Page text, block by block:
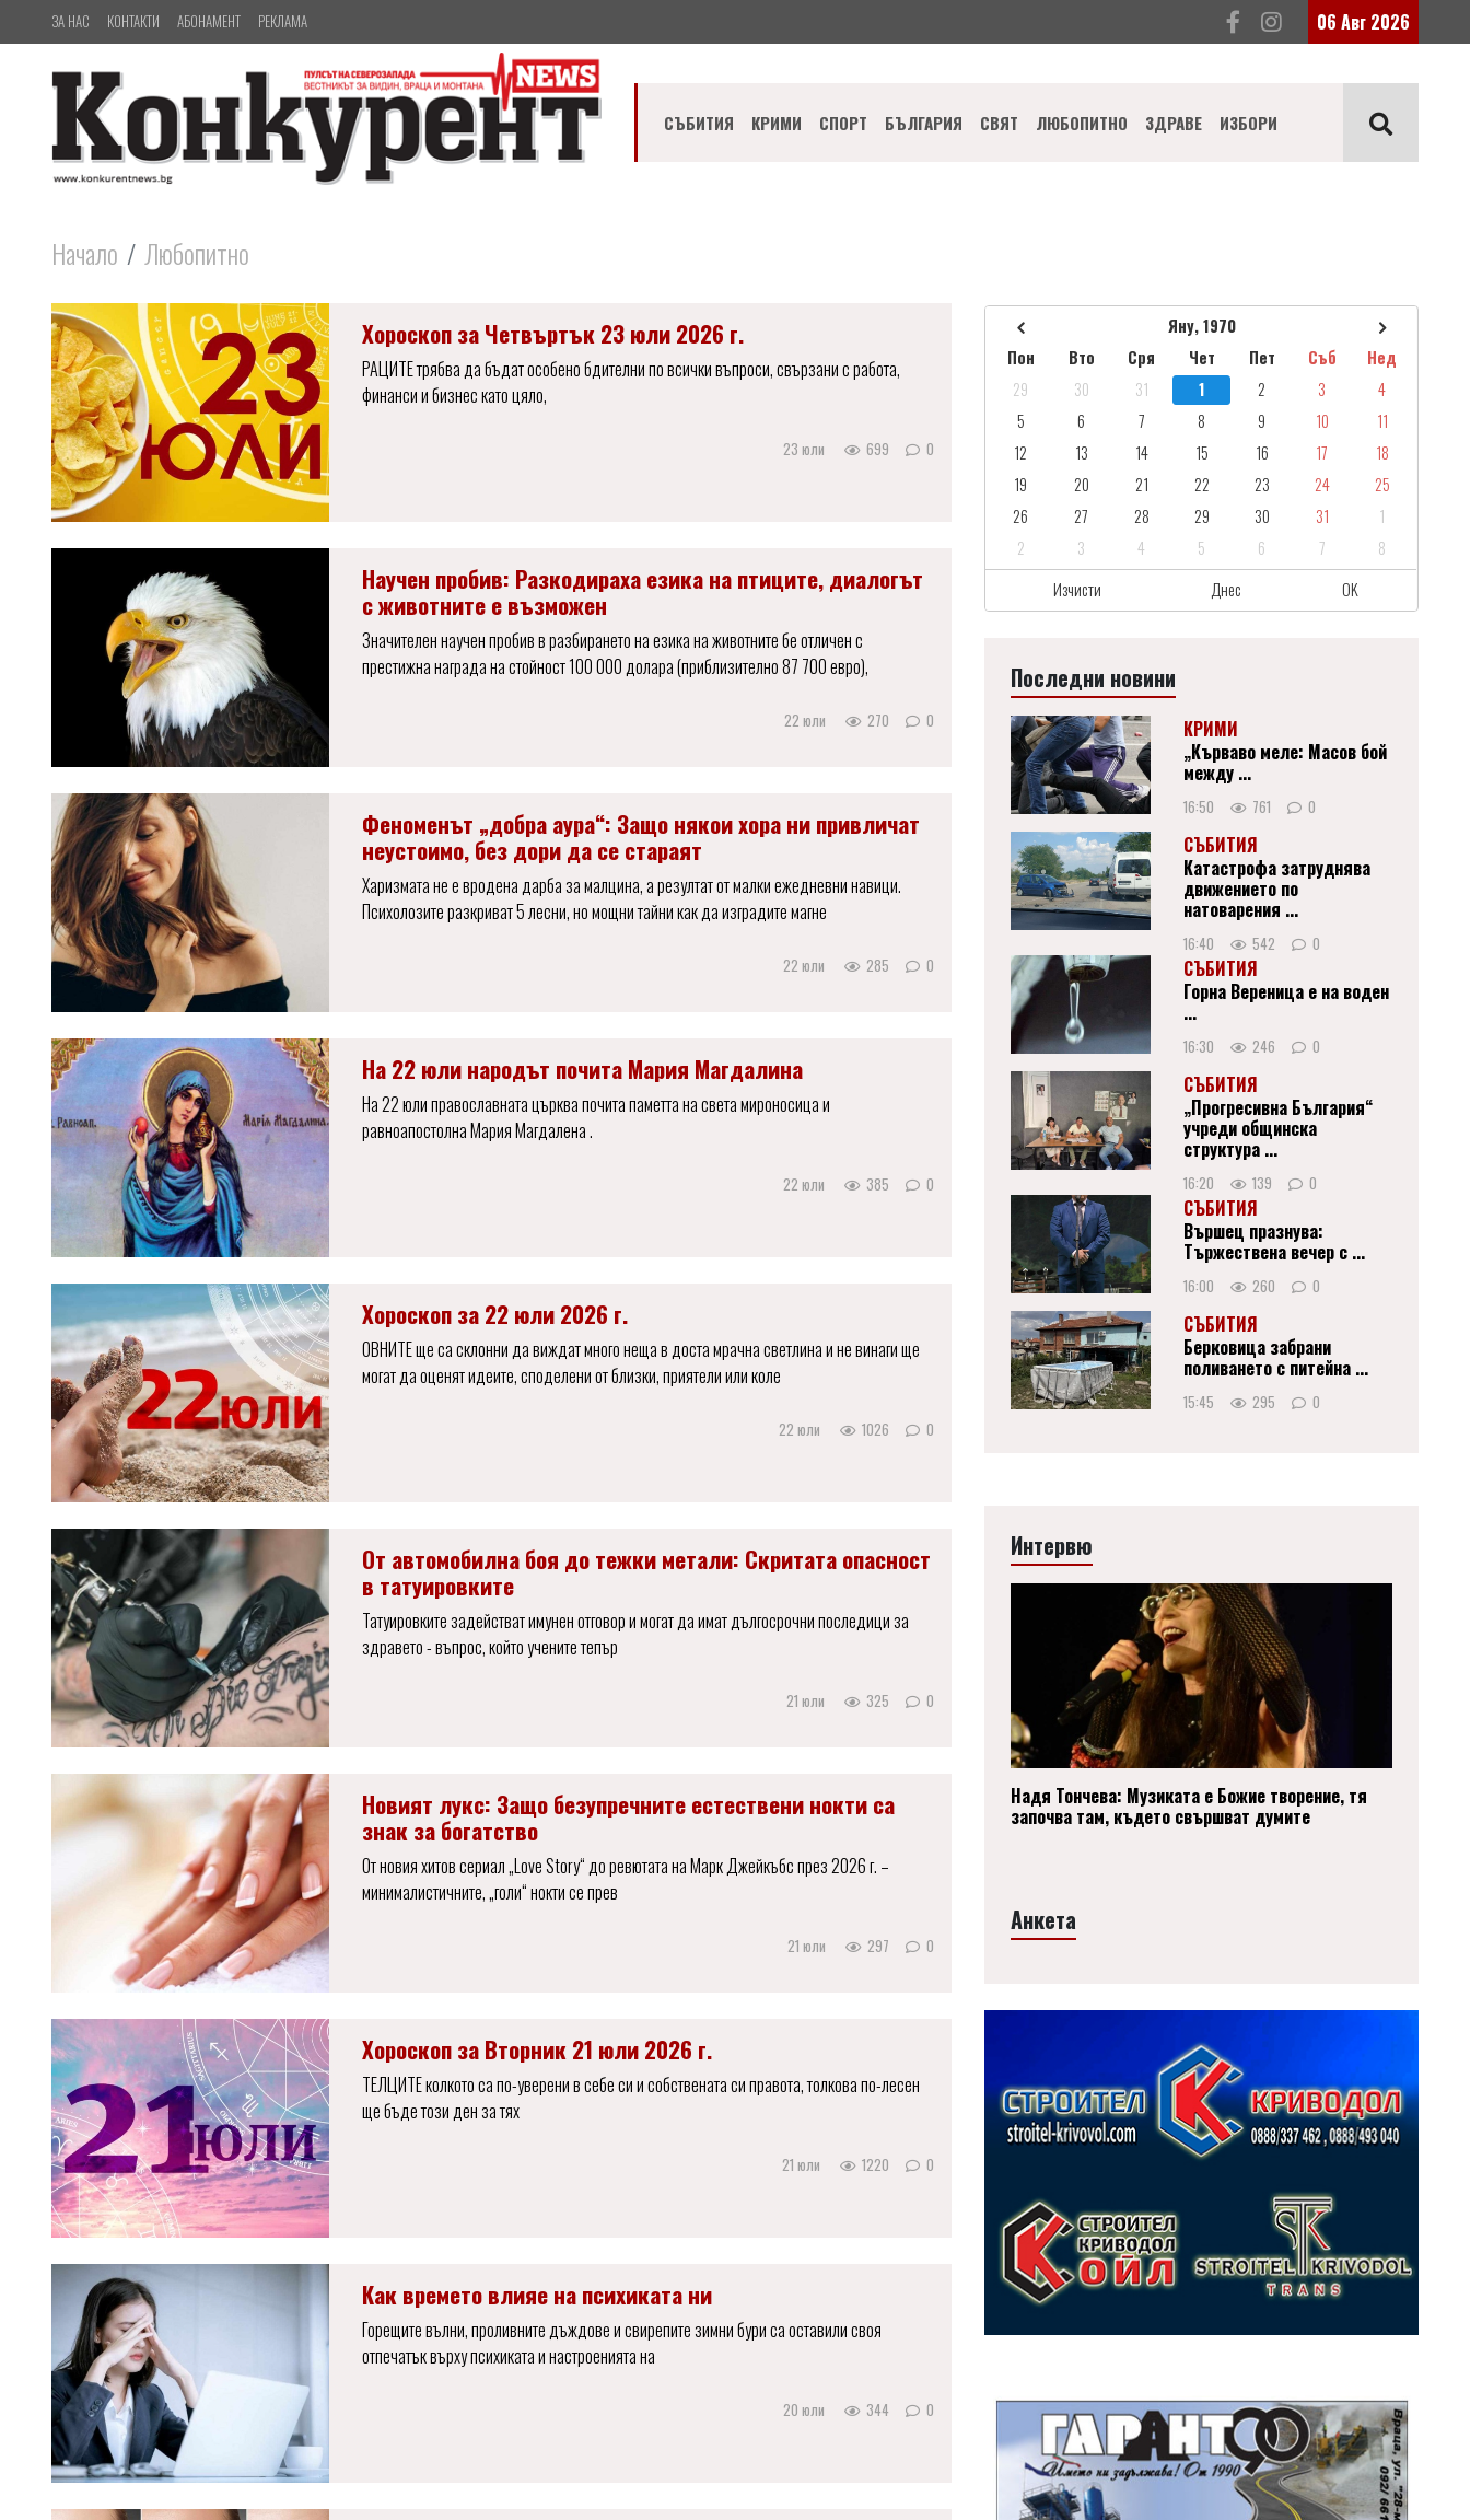
ЗА НАС КОНТАКТИ АБОНАМЕНТ РЕКЛАМА 06 Авг 2026
СЪБИТИЯ КРИМИ СПОРТ БЪЛГАРИЯ СВЯТ ЛЮБОПИТНО ЗДРАВЕ ИЗБОРИ
Начало Любопитно
Хороскоп за Четвъртък 23 юли 2026 г.
РАЦИТЕ трябва да бъдат особено бдителни по всички въпроси, свързани с работа,
финанси и бизнес като цяло,
23 юли 699 0
Научен пробив: Разкодираха езика на птиците, диалогът
с животните е възможен
Значителен научен пробив в разбирането на езика на животните бе отличен с
престижна награда на стойност 100 000 долара (приблизително 87 700 евро),
22 юли 270 0
Феноменът „добра аура“: Защо някои хора ни привличат
неустоимо, без дори да се стараят
Харизмата не е вродена дарба за малцина, а резултат от малки ежедневни навици.
Психолозите разкриват 5 лесни, но мощни тайни как да изградите магне
22 юли 285 0
На 22 юли народът почита Мария Магдалина
На 22 юли православната църква почита паметта на света мироносица и
равноапостолна Мария Магдалена .
22 юли 385 0
Хороскоп за 22 юли 2026 г.
ОВНИТЕ ще са склонни да виждат много неща в доста мрачна светлина и не винаги ще
могат да оценят идеите, споделени от близки, приятели или коле
22 юли 1026 0
От автомобилна боя до тежки метали: Скритата опасност
в татуировките
Татуировките задействат имунен отговор и могат да имат дългосрочни последици за
здравето - въпрос, който учените тепър
21 юли 325 0
Новият лукс: Защо безупречните естествени нокти са
знак за богатство
От новия хитов сериал „Love Story“ до ревютата на Марк Джейкъбс през 2026 г. –
минималистичните, „голи“ нокти се прев
21 юли 297 0
Хороскоп за Вторник 21 юли 2026 г.
ТЕЛЦИТЕ колкото са по-уверени в себе си и собствената си правота, толкова по-лесен
ще бъде този ден за тях
21 юли 1220 0
Как времето влияе на психиката ни
Горещите вълни, проливните дъждове и свирепите зимни бури са оставили своя
отпечатък върху психиката и настроенията на
20 юли 344 0
Яну, 1970
Пон
Вто Сря Чет Пет Съб
Нед
29
30 31 1 2 3
4
5
6 7 8 9 10
11
12
13 14 15 16 17
18
19
20 21 22 23 24
25
26
27 28 29 30 31
1
2
3 4 5 6 7
8
Изчисти
Днес OK
Последни новини
КРИМИ
„Кърваво меле: Масов бой
между ...
16:50 761 0
СЪБИТИЯ
Катастрофа затруднява
движението по
натоварения ...
16:40 542 0
СЪБИТИЯ
Горна Вереница е на воден
...
16:30 246 0
СЪБИТИЯ
„Прогресивна България“
учреди общинска
структура ...
16:20 139 0
СЪБИТИЯ
Вършец празнува:
Тържествена вечер с ...
16:00 260 0
СЪБИТИЯ
Берковица забрани
поливането с питейна ...
15:45 295 0
Интервю
Надя Тончева: Музиката е Божие творение, тя
започва там, където свършват думите
Анкета